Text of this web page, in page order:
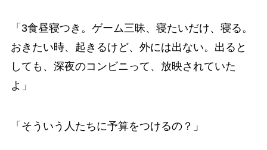
「3食昼寝つき。ゲーム三昧、寝たいだけ、寝る。
おきたい時、起きるけど、外には出ない。出ると
しても、深夜のコンビニって、放映されていた
よ」
「そういう人たちに予算をつけるの？」